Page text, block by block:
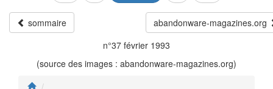
sommaire
abandonware-magazines.org
n°37 février 1993
(source des images : abandonware-magazines.org)